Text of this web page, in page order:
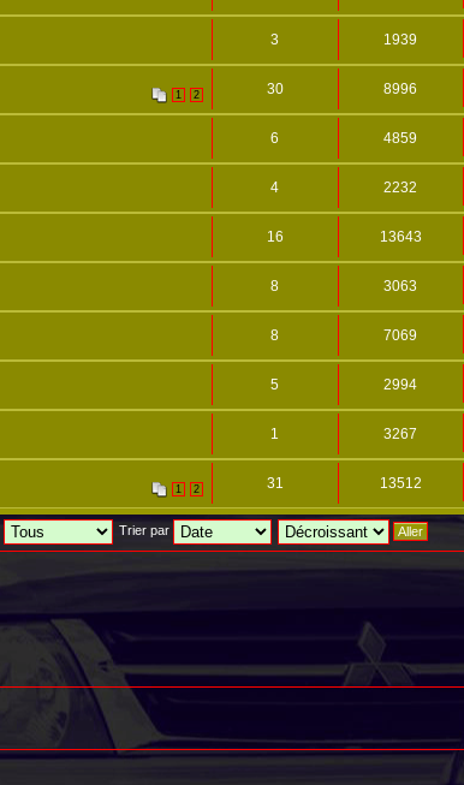
3 1939
1 2 30 8996
6 4859
4 2232
16 13643
8 3063
8 7069
5 2994
1 3267
1 2 31 13512
Trier par